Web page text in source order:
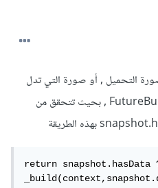
التحميل , أو صورة التي تدل
على أن البيانات يتم جلبها في FutureBuilder , بحيث تتحقق من
return snapshot.hasData